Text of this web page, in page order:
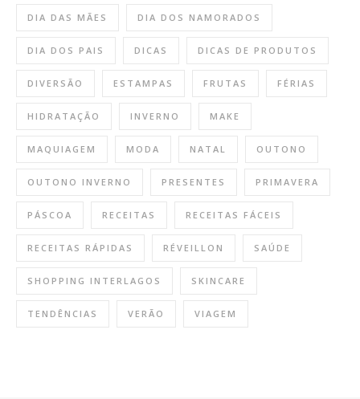
DIA DAS MÃES DIA DOS NAMORADOS
DIA DOS PAIS DICAS DICAS DE PRODUTOS
DIVERSÃO ESTAMPAS FRUTAS FÉRIAS
HIDRATAÇÃO INVERNO MAKE
MAQUIAGEM MODA NATAL OUTONO
OUTONO INVERNO PRESENTES PRIMAVERA
PÁSCOA RECEITAS RECEITAS FÁCEIS
RECEITAS RÁPIDAS RÉVEILLON SAÚDE
SHOPPING INTERLAGOS SKINCARE
TENDÊNCIAS VERÃO VIAGEM